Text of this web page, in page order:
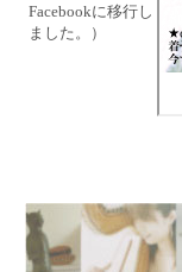
Facebookに移行し
ました。）